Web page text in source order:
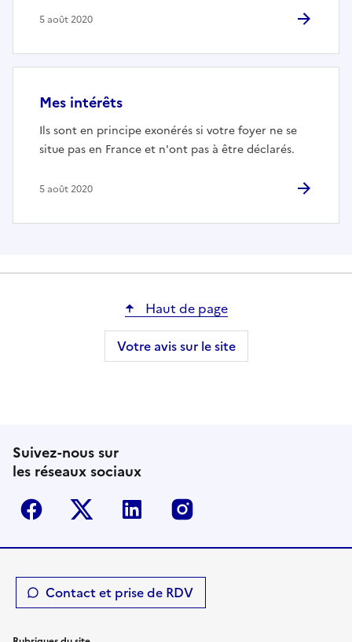
5 août 2020
Mes intérêts
Ils sont en principe exonérés si votre foyer ne se
situe pas en France et n'ont pas à être déclarés.
5 août 2020
Haut de page
Votre avis sur le site
Suivez-nous sur
les réseaux sociaux
Facebook Twitter-X Linkedin
Contact et prise de RDV